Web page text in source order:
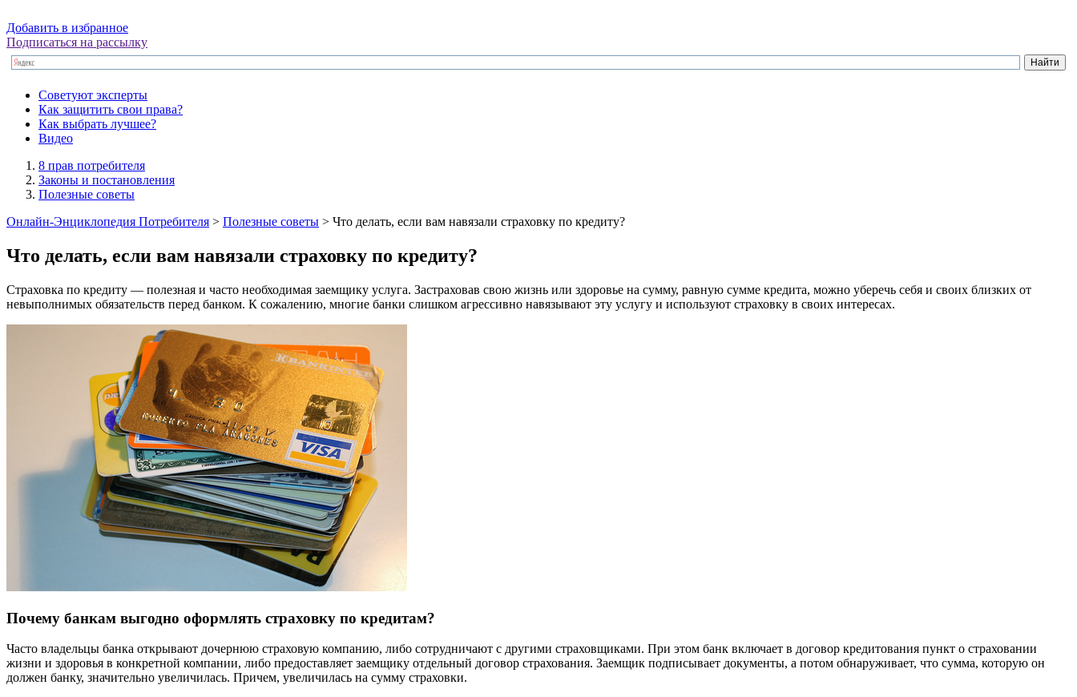
Добавить в избранное
Подписаться на рассылку
Советуют эксперты
Как защитить свои права?
Как выбрать лучшее?
Видео
8 прав потребителя
Законы и постановления
Полезные советы
Онлайн-Энциклопедия Потребителя > Полезные советы > Что делать, если вам навязали страховку по кредиту?
Что делать, если вам навязали страховку по кредиту?
Страховка по кредиту — полезная и часто необходимая заемщику услуга. Застраховав свою жизнь или здоровье на сумму, равную сумме кредита, можно уберечь себя и своих близких от
невыполнимых обязательств перед банком. К сожалению, многие банки слишком агрессивно навязывают эту услугу и используют страховку в своих интересах.
Почему банкам выгодно оформлять страховку по кредитам?
Часто владельцы банка открывают дочернюю страховую компанию, либо сотрудничают с другими страховщиками. При этом банк включает в договор кредитования пункт о страховании
жизни и здоровья в конкретной компании, либо предоставляет заемщику отдельный договор страхования. Заемщик подписывает документы, а потом обнаруживает, что сумма, которую он
должен банку, значительно увеличилась. Причем, увеличилась на сумму страховки.